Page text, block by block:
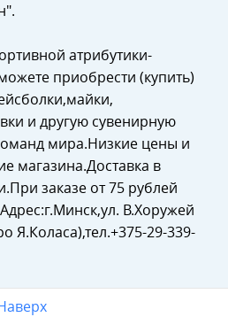
атрибутики-
приобрести (купить)
и другую сувенирную
мира.Низкие цены и
магазина.Доставка в
заказе от 75 рублей
В.Хоружей
Я.Коласа),тел.+375-29-339-